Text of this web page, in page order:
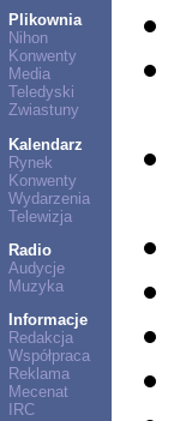
Plikownia
Nihon
Konwenty
Media
Teledyski
Zwiastuny
Kalendarz
Rynek
Konwenty
Wydarzenia
Telewizja
Radio
Audycje
Muzyka
Informacje
Redakcja
Współpraca
Reklama
Mecenat
IRC